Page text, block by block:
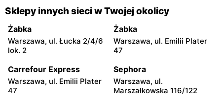
Ciechanowiec, ul. Wojska
Polskiego 21
Sierpc, ul. Piastowska 71b
Grene
Zambrów, ul. Mazowiecka
Grene
Żuromin, ul. Lidzbarska 37
Grene
Radzyń Podlaski, ul.
Grene
Łomża, ul. Poligonowa 1
Sklepy innych sieci w Twojej okolicy
Żabka
Warszawa, ul. Łucka 2/4/6
lok. 2
Żabka
Warszawa, ul. Emilii Plater
47
Carrefour Express
Warszawa, ul. Emilii Plater
47
Sephora
Warszawa, ul.
Marszałkowska 116/122